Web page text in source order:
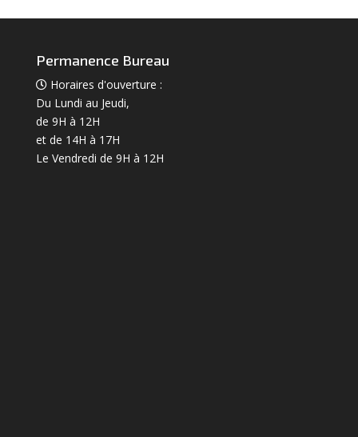
Permanence Bureau
Horaires d'ouverture :
Du Lundi au Jeudi,
de 9H à 12H
et de 14H à 17H
Le Vendredi de 9H à 12H